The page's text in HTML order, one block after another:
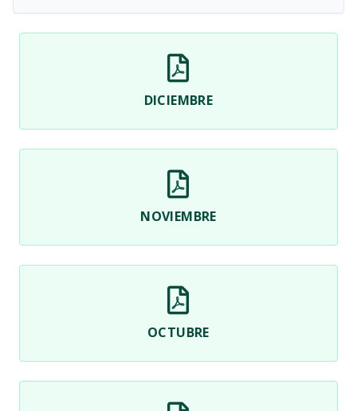
DICIEMBRE
NOVIEMBRE
OCTUBRE